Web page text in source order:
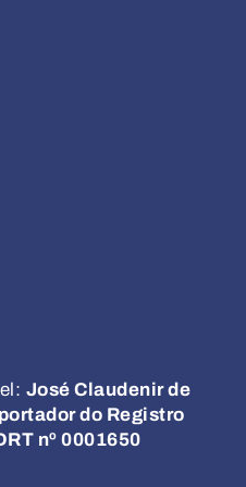
José Claudenir de
do Registro
nº 0001650